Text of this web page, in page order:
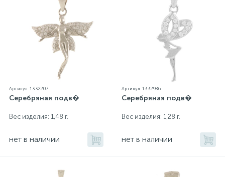
Артикул: 1332207
Серебряная подв�
Вес изделия: 1,48 г.
нет в наличии
Артикул: 1332986
Серебряная подв�
Вес изделия: 1,28 г.
нет в наличии